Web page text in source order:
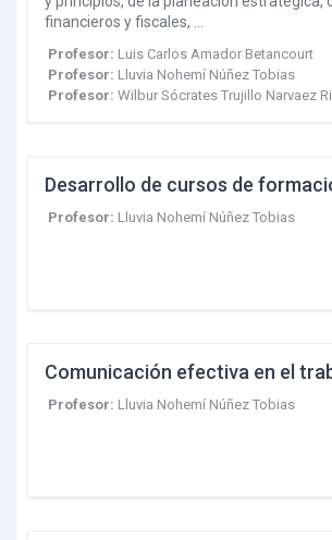
financieros y fiscales, …
Profesor: Luis Carlos Amador Betancourt
Profesor: Lluvia Nohemí Núñez Tobias
Profesor:Wilbur Sócrates Trujillo Narvaez
Desarrollo de cursos de
Profesor: Lluvia Nohemí Núñez Tobias
Comunicación efectiva en el
Profesor: Lluvia Nohemí Núñez Tobias